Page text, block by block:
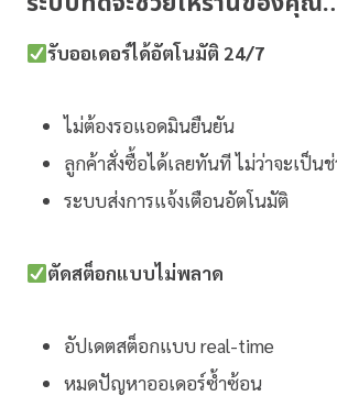
รับออเดอร์ได้อัตโนมัติ 24/7
ไม่ต้องรอแอดมินยืนยัน
ลูกค้าสั่งซื้อได้เลยทันที ไม่ว่าจะเป็นช่
ระบบส่งการแจ้งเตือนอัตโนมัติ
ตัดสต็อกแบบไม่พลาด
อัปเดตสต็อกแบบ real-time
หมดปัญหาออเดอร์ซ้ำซ้อน